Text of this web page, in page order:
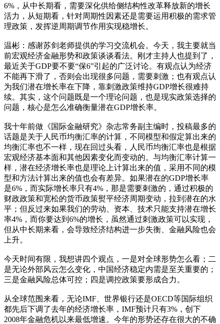
6%，从中长期看，需要深化供给侧结构性改革释放新的增长
活力，从短期看，针对周期性因素还是需要运用积极的需求管
理政策，发挥逆周期调节作用实现稳增长。
温彬：感谢苏剑老师提供的学习交流机会。今天，我主要就当
前宏观经济金融形势和政策谈谈看法。刚才主持人也提到了，
最近关于GDP要不要“保6”引起的广泛讨论。有观点认为经济
不能再下滑了，否则会出现很多问题，需要刺激；也有观点认
为我们潜在增长率在下降，靠刺激政策维持GDP增长很难持
续。其实，这个问题既是一个理论问题，也是现实政策选择的
问题，核心是怎么准确衡量潜在GDP增长率。
我十年前做《国际金融研究》杂志常务副主编时，投稿最多的
话题是关于人民币均衡汇率的计算，不同模型和假定算出来的
均衡汇率也不一样，现在回过头看，人民币均衡汇率也是根据
宏观经济基本面和其他因素变化而变动的。与均衡汇率计算一
样，潜在经济增长率也是理论上计算出来的值，采用不同的模
型和方法计算出来的值也会有差异。如果潜在的GDP增长率
是6%，而实际增长率只有4%，那是需要刺激的，通过积极的
财政政策和宽松的货币政策熨平经济周期变动，拉到潜在的水
平；但反过来如果我们的劳动、资本、技术只能支持潜在增长
率4%，而你要达到6%的增长，虽然通过刺激政策可以实现，
但从中长期来看，会导致经济结构进一步失衡、金融风险也会
上升。
今天时间有限，我想讲四个观点，一是对全球形势怎么看；二
是无论外部风云怎么变化，中国经济稳定内需是至关重要的；
三是金融风险总体可控；四是调控政策要形成合力。
从全球范围来看，无论IMF、世界银行还是OECD等国际组织
都先后下调了去年的经济增长率，IMF预计只有3%，创下
2008年金融危机以来最低增速。今年的形势还存在很大的不确